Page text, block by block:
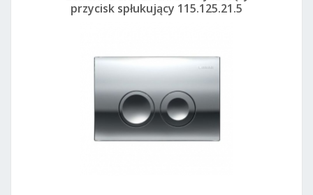
przycisk spłukujący 115.125.21.5